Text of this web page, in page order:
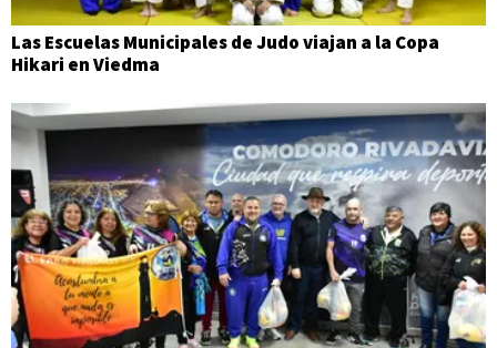
Las Escuelas Municipales de Judo viajan a la Copa
Hikari en Viedma